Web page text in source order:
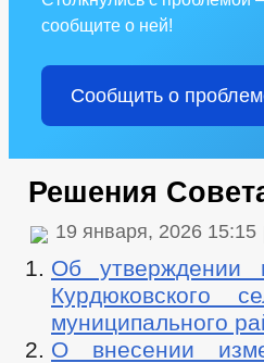
сообщите о ней!
Сообщить о
Решения
19 января, 2026 15:15
Об утверждении
Курдюковского
муниципального
О внесении